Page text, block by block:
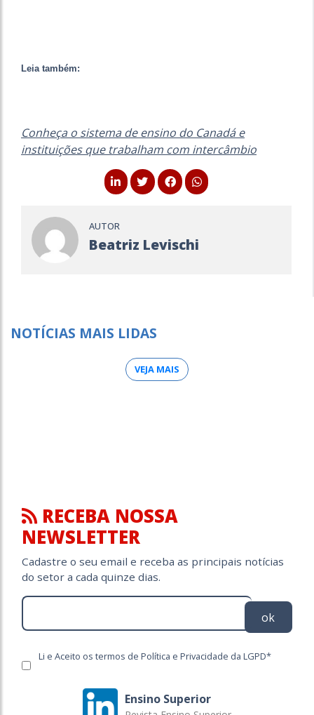
Leia também:
Conheça o sistema de ensino do Canadá e
instituições que trabalham com intercâmbio
AUTOR
Beatriz Levischi
NOTÍCIAS MAIS LIDAS
VEJA MAIS
RECEBA NOSSA
NEWSLETTER
Cadastre o seu email e receba as principais notícias
do setor a cada quinze dias.
ok
Li e Aceito os termos de Política e Privacidade da LGPD*
Ensino Superior